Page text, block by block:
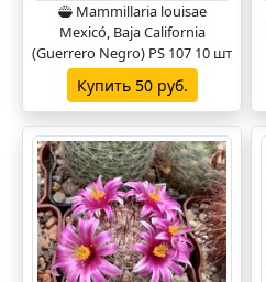
Mammillaria louisae
Mexicó, Baja California
(Guerrero Negro) PS 107 10 шт
Купить 50 руб.